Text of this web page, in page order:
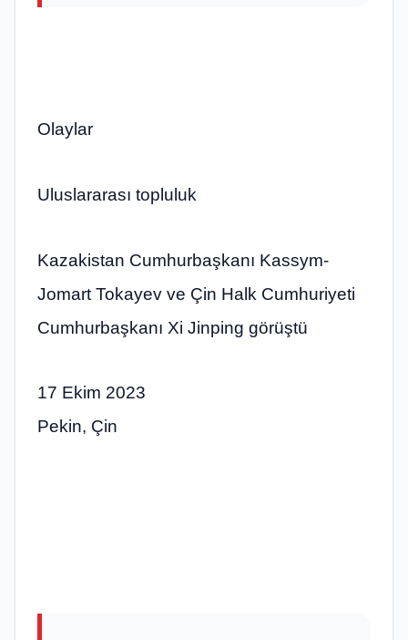
Olaylar
Uluslararası topluluk
Kazakistan Cumhurbaşkanı Kassym-
Jomart Tokayev ve Çin Halk Cumhuriyeti
Cumhurbaşkanı Xi Jinping görüştü
17 Ekim 2023
Pekin, Çin